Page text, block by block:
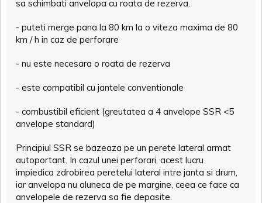
sa schimbati anvelopa cu roata de rezerva.
- puteti merge pana la 80 km la o viteza maxima de 80
km / h in caz de perforare
- nu este necesara o roata de rezerva
- este compatibil cu jantele conventionale
- combustibil eficient (greutatea a 4 anvelope SSR <5
anvelope standard)
Principiul SSR se bazeaza pe un perete lateral armat
autoportant. In cazul unei perforari, acest lucru
impiedica zdrobirea peretelui lateral intre janta si drum,
iar anvelopa nu aluneca de pe margine, ceea ce face ca
anvelopele de rezerva sa fie depasite.